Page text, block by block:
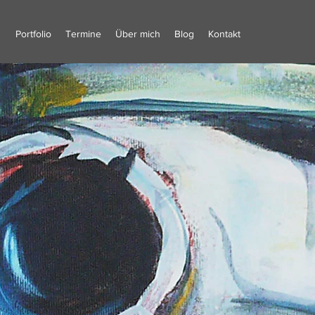
Portfolio Termine Über mich Blog Kontakt